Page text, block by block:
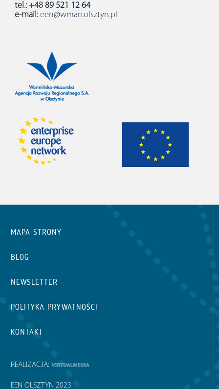
tel.: +48 89 521 12 64
e-mail: een@wmarr.olsztyn.pl
MAPA STRONY
BLOG
NEWSLETTER
POLITYKA PRYWATNOŚCI
KONTAKT
REALIZACJA:
EEN OLSZTYN 2023